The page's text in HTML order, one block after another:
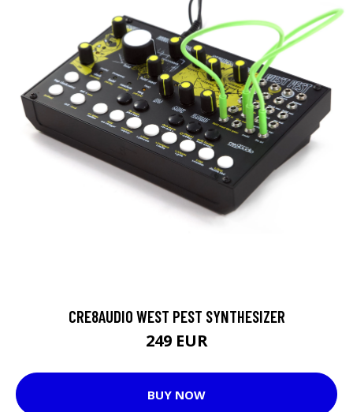
CRE8AUDIO WEST PEST SYNTHESIZER
249 EUR
BUY NOW